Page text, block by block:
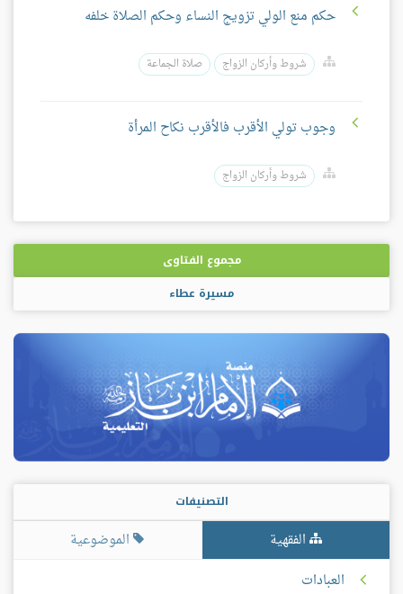
حكم منع الولي تزويج النساء وحكم الصلاة خلفه
شروط وأركان الزواج صلاة الجماعة
وجوب تولي الأقرب فالأقرب نكاح المرأة
شروط وأركان الزواج
مجموع الفتاوى
مسيرة عطاء
التصنيفات
الفقهية
الموضوعية
العبادات